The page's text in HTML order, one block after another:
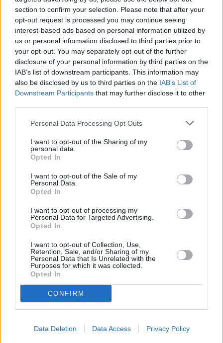
section to confirm your selection. Please note that after your
opt-out request is processed you may continue seeing
interest-based ads based on personal information utilized by
us or personal information disclosed to third parties prior to
your opt-out. You may separately opt-out of the further
disclosure of your personal information by third parties on the
IAB’s list of downstream participants. This information may
also be disclosed by us to third parties on the IAB’s List of
Downstream Participants that may further disclose it to other
Personal Data Processing Opt Outs
I want to opt-out of the Sharing of my
personal data.
Opted In
I want to opt-out of the Sale of my
Personal Data.
Opted In
I want to opt-out of processing my
Personal Data for Targeted Advertising.
Opted In
I want to opt-out of Collection, Use,
Retention, Sale, and/or Sharing of my
Personal Data that Is Unrelated with the
Purposes for which it was collected.
Opted In
CONFIRM
Data Deletion Data Access Privacy Policy
Sport
w Kitzbühel wzbudza podziw i grozę
Sport
10 listopada 2012, 12:21